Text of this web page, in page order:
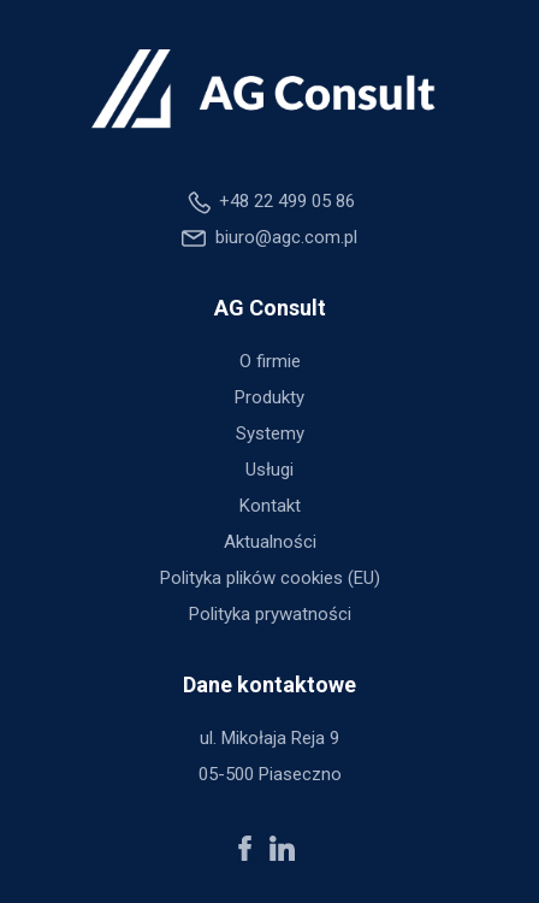
+48 22 499 05 86
biuro@agc.com.pl
AG Consult
O firmie
Produkty
Systemy
Usługi
Kontakt
Aktualności
Polityka plików cookies (EU)
Polityka prywatności
Dane kontaktowe
ul. Mikołaja Reja 9
05-500 Piaseczno